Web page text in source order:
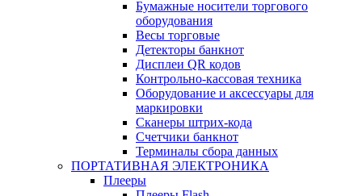
Бумажные носители торгового
оборудования
Весы торговые
Детекторы банкнот
Дисплеи QR кодов
Контрольно-кассовая техника
Оборудование и аксессуары для
маркировки
Сканеры штрих-кода
Счетчики банкнот
Терминалы сбора данных
ПОРТАТИВНАЯ ЭЛЕКТРОНИКА
Плееры